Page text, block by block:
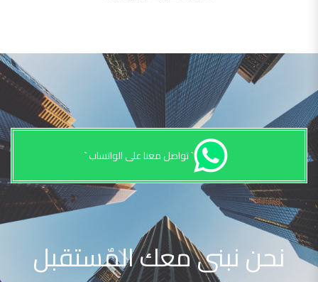
` تواصل معنا على الواتساب `
نحن نبنى معك المٌستقبل